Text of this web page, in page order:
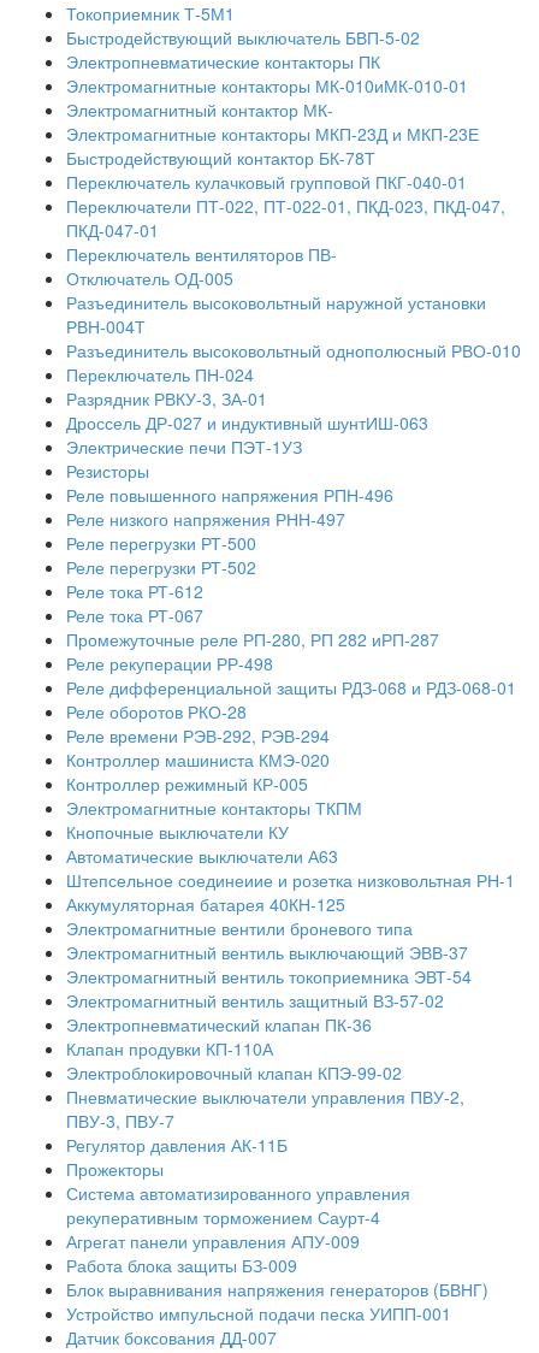
Токоприемник Т-5М1
Быстродействующий выключатель БВП-5-02
Электропневматические контакторы ПК
Электромагнитные контакторы МК-010иМК-010-01
Электромагнитный контактор МК-
Электромагнитные контакторы МКП-23Д и МКП-23Е
Быстродействующий контактор БК-78Т
Переключатель кулачковый групповой ПКГ-040-01
Переключатели ПТ-022, ПТ-022-01, ПКД-023, ПКД-047,
ПКД-047-01
Переключатель вентиляторов ПВ-
Отключатель ОД-005
Разъединитель высоковольтный наружной установки
РВН-004Т
Разъединитель высоковольтный однополюсный РВО-010
Переключатель ПН-024
Разрядник РВКУ-3, ЗА-01
Дроссель ДР-027 и индуктивный шунтИШ-063
Электрические печи ПЭТ-1УЗ
Резисторы
Реле повышенного напряжения РПН-496
Реле низкого напряжения РНН-497
Реле перегрузки РТ-500
Реле перегрузки РТ-502
Реле тока РТ-612
Реле тока РТ-067
Промежуточные реле РП-280, РП 282 иРП-287
Реле рекуперации РР-498
Реле дифференциальной защиты РДЗ-068 и РДЗ-068-01
Реле оборотов РКО-28
Реле времени РЭВ-292, РЭВ-294
Контроллер машиниста КМЭ-020
Контроллер режимный КР-005
Электромагнитные контакторы ТКПМ
Кнопочные выключатели КУ
Автоматические выключатели А63
Штепсельное соединеиие и розетка низковольтная РН-1
Аккумуляторная батарея 40КН-125
Электромагнитные вентили броневого типа
Электромагнитный вентиль выключающий ЭВВ-37
Электромагнитный вентиль токоприемника ЭВТ-54
Электромагнитный вентиль защитный ВЗ-57-02
Электропневматический клапан ПК-36
Клапан продувки КП-110А
Электроблокировочный клапан КПЭ-99-02
Пневматические выключатели управления ПВУ-2,
ПВУ-3, ПВУ-7
Регулятор давления АК-11Б
Прожекторы
Система автоматизированного управления
рекуперативным торможением Саурт-4
Агрегат панели управления АПУ-009
Работа блока защиты БЗ-009
Блок выравнивания напряжения генераторов (БВНГ)
Устройство импульсной подачи песка УИПП-001
Датчик боксования ДД-007